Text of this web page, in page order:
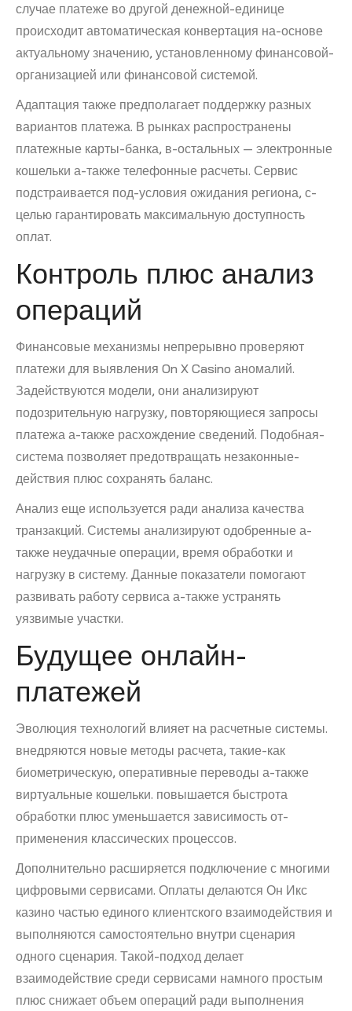
случае платеже во другой денежной-единице
происходит автоматическая конвертация на-основе
актуальному значению, установленному финансовой-
организацией или финансовой системой.
Адаптация также предполагает поддержку разных
вариантов платежа. В рынках распространены
платежные карты-банка, в-остальных — электронные
кошельки а-также телефонные расчеты. Сервис
подстраивается под-условия ожидания региона, с-
целью гарантировать максимальную доступность
оплат.
Контроль плюс анализ
операций
Финансовые механизмы непрерывно проверяют
платежи для выявления On X Casino аномалий.
Задействуются модели, они анализируют
подозрительную нагрузку, повторяющиеся запросы
платежа а-также расхождение сведений. Подобная-
система позволяет предотвращать незаконные-
действия плюс сохранять баланс.
Анализ еще используется ради анализа качества
транзакций. Системы анализируют одобренные а-
также неудачные операции, время обработки и
нагрузку в систему. Данные показатели помогают
развивать работу сервиса а-также устранять
уязвимые участки.
Будущее онлайн-
платежей
Эволюция технологий влияет на расчетные системы.
внедряются новые методы расчета, такие-как
биометрическую, оперативные переводы а-также
виртуальные кошельки. повышается быстрота
обработки плюс уменьшается зависимость от-
применения классических процессов.
Дополнительно расширяется подключение с многими
цифровыми сервисами. Оплаты делаются Он Икс
казино частью единого клиентского взаимодействия и
выполняются самостоятельно внутри сценария
одного сценария. Такой-подход делает
взаимодействие среди сервисами намного простым
плюс снижает объем операций ради выполнения